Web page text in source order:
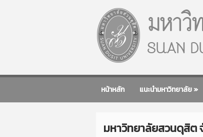
หน้าหลัก แนะนำมหาวิทยาลัย»
มหาวิทยาลัยสวนดุสิต